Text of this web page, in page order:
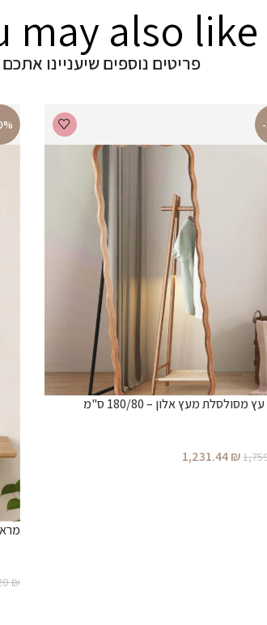
may also like
פריטים נוספים שיעניינו אתכם
מסולסלת מעץ אלון – 180/80 ס"מ
1,231.44₪
₪